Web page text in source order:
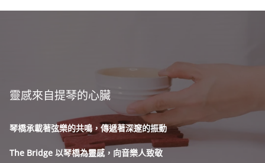
靈感來自提琴的心臟
琴橋承載著弦樂的共鳴，傳遞著深邃的振動
The Bridge 以琴橋為靈感，向音樂人致敬